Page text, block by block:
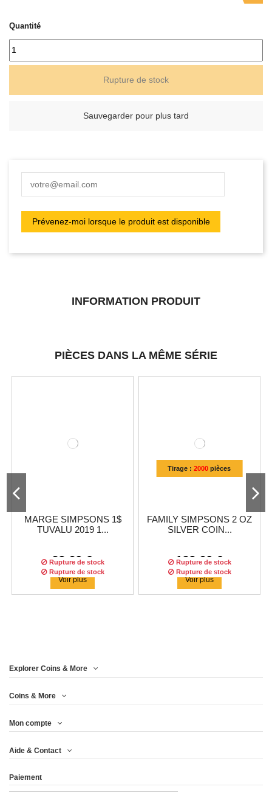
Quantité
Rupture de stock
Sauvegarder pour plus tard
INFORMATION PRODUIT
PIÈCES DANS LA MÊME SÉRIE
MARGE SIMPSONS 1$
TUVALU 2019 1...
83,29 €
Rupture de stock
Voir plus
Tirage :2000 pièces
FAMILY SIMPSONS 2 OZ
SILVER COIN...
183,29 €
Rupture de stock
Voir plus
SILVER COIN...
66,63 €
Rupture de stock
66,63 €
Rupture de stock
HOMER...
24,13 €
Rupture de stock
108,29 €
Rupture de stock
Explorer Coins & More
Coins & More
Mon compte
Aide & Contact
Paiement